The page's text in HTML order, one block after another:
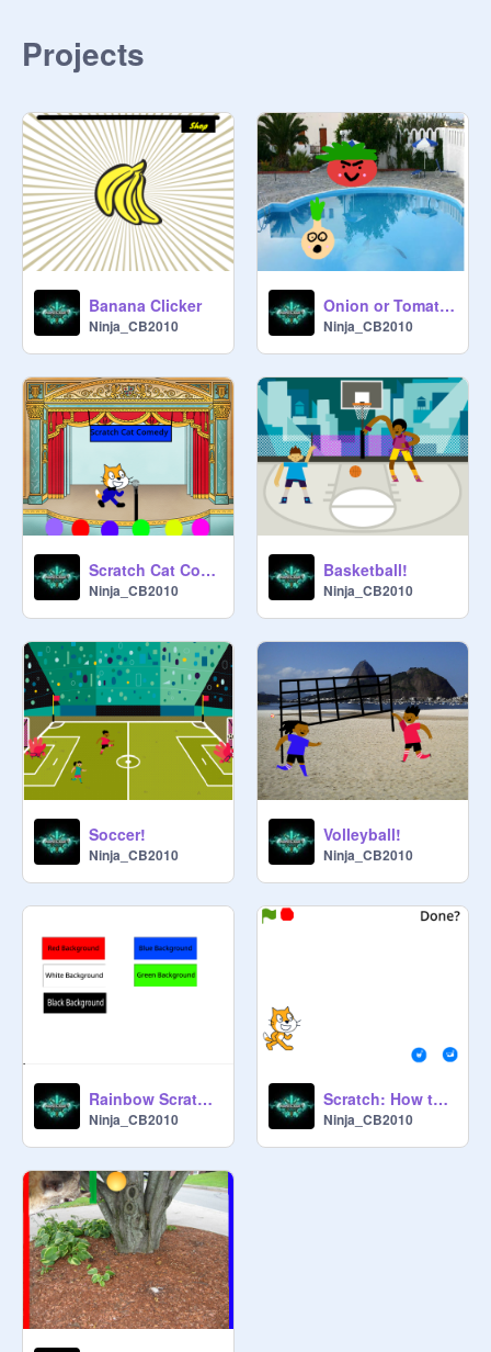
Norwegian
제 YT 채널을 구독해주세요 :)
닌자_캐롤라인
(저에 의해 만들어진 프로젝트라면
다른 스튜디오에 올려도 되지만 자신
의 프로젝트라고 부르지 마세요. 그리
고 다른 사람의 프로젝트를 허락 없이
다른 스튜디오에 올리지 마세요.)
감사합니다. :)
큐레이터 되기:
이름[]닉네임?[]1-10에 얼마나 자주
참여하시겠습니까?[]프로젝트를 추
가하시겠습니까?[]
필요한 경우 큐레이터를 관리자로 승
진시키겠습니다.
지만 나 또는 다른 관리자가 초대한
경우 큐레이터를 제거하지 마세요.**
**언어**
영어
Projects
Banana Clicker
Ninja_CB2010
Onion or Tomato?
Ninja_CB2010
Scratch Cat Comedy
Ninja_CB2010
Basketball!
Ninja_CB2010
Soccer!
Ninja_CB2010
Volleyball!
Ninja_CB2010
Rainbow Scratch Paper REMIX!
Ninja_CB2010
Scratch: How to Get Started
Ninja_CB2010